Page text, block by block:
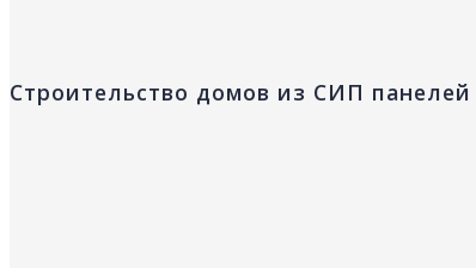
записям
Строительство домов из СИП